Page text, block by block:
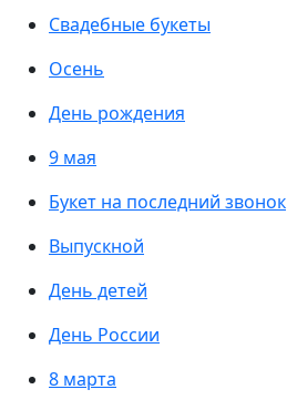
Свадебные букеты
Осень
День рождения
9 мая
Букет на последний звонок
Выпускной
День детей
День России
8 марта